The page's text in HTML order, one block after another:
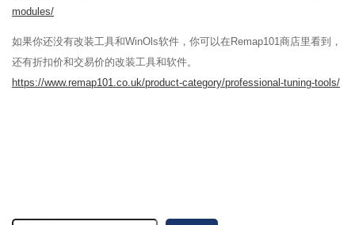
modules/
如果你还没有改装工具和WinOls软件，你可以在Remap101商店里看到，
还有折扣价和交易价的改装工具和软件。
https://www.remap101.co.uk/product-category/professional-tuning-tools/